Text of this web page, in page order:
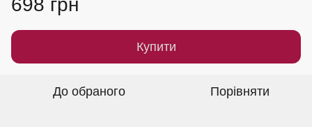
698 грн
Купити
До обраного Порівняти